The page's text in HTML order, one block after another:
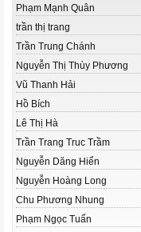
Phạm Mạnh Quân
trần thị trang
Trần Trung Chánh
Nguyễn Thị Thùy Phương
Vũ Thanh Hải
Hồ Bích
Lê Thị Hà
Trần Trang Truc Trầm
Nguyễn Dăng Hiển
Nguyễn Hoàng Long
Chu Phương Nhung
Phạm Ngọc Tuấn